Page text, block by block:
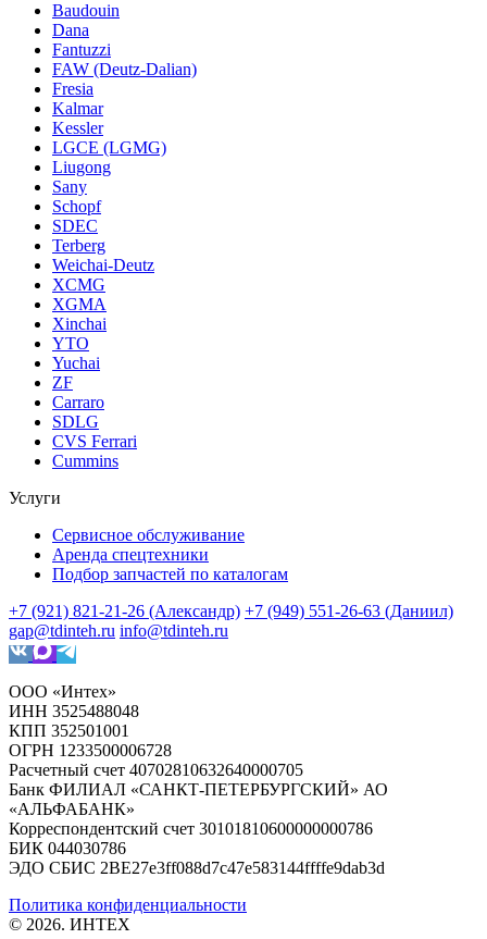
Baudouin
Dana
Fantuzzi
FAW (Deutz-Dalian)
Fresia
Kalmar
Kessler
LGCE (LGMG)
Liugong
Sany
Schopf
SDEC
Terberg
Weichai-Deutz
XCMG
XGMA
Xinchai
YTO
Yuchai
ZF
Carraro
SDLG
CVS Ferrari
Cummins
Услуги
Сервисное обслуживание
Аренда спецтехники
Подбор запчастей по каталогам
+7 (921) 821-21-26 (Александр) +7 (949) 551-26-63 (Даниил)
gap@tdinteh.ru info@tdinteh.ru
ООО «Интех»
ИНН 3525488048
КПП 352501001
ОГРН 1233500006728
Расчетный счет 40702810632640000705
Банк ФИЛИАЛ «САНКТ-ПЕТЕРБУРГСКИЙ» АО
«АЛЬФАБАНК»
Корреспондентский счет 30101810600000000786
БИК 044030786
ЭДО СБИС 2BE27e3ff088d7c47e583144ffffe9dab3d
Политика конфиденциальности
© 2026. ИНТЕХ